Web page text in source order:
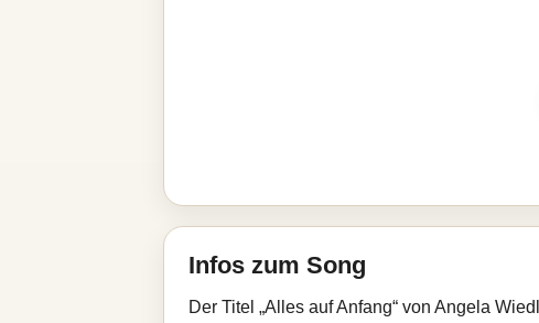
Infos zum Song
Der Titel „Alles auf Anfang“ von Angela